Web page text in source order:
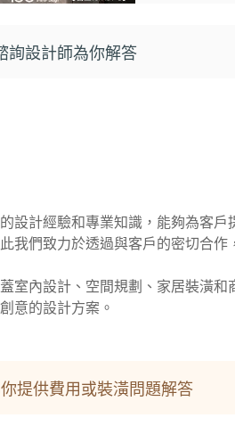
詢設計師為你解答
設計經驗和專業知識，能夠為客
我們致力於透過與客戶的密切合作
室內設計、空間規劃、家居裝潢
意的設計方案。
提供費用或裝潢問題解答